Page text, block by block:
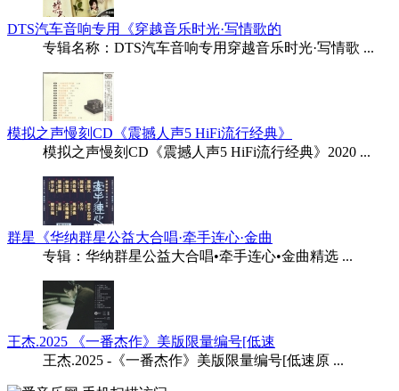
DTS汽车音响专用《穿越音乐时光·写情歌的
专辑名称：DTS汽车音响专用穿越音乐时光·写情歌 ...
模拟之声慢刻CD《震撼人声5 HiFi流行经典》
模拟之声慢刻CD《震撼人声5 HiFi流行经典》2020 ...
群星《华纳群星公益大合唱·牵手连心·金曲
专辑：华纳群星公益大合唱•牵手连心•金曲精选 ...
王杰.2025 《一番杰作》美版限量编号[低速
王杰.2025 -《一番杰作》美版限量编号[低速原 ...